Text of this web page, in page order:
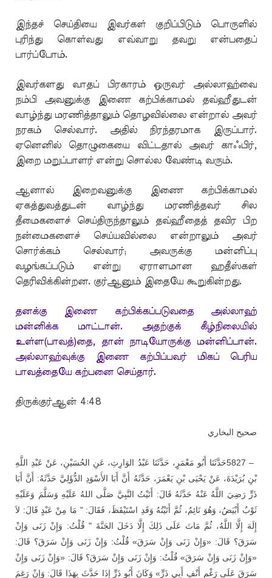
இந்தச் செய்தியை இவர்கள் குறிப்பிடும் பொருளில்
புரிந்து கொள்வது எவ்வாறு தவறு என்பதைப்
பார்ப்போம்.
இவர்களது வாதப் பிரகாரம் ஒருவர் அல்லாஹ்வை
நம்பி அவனுக்கு இணை கற்பிக்காமல் தவ்ஹீதுடன்
வாழ்ந்து மரணித்தாலும் தொழவில்லை என்றால் அவர்
நரகம் செல்வார். அதில் நிரந்தரமாக இருப்பார்.
ஏனெனில் தொழுகையை விட்டதால் அவர் காஃபிர்,
இறை மறுப்பாளர் என்று சொல்ல வேண்டி வரும்.
ஆனால் இறைவனுக்கு இணை கற்பிக்காமல்
ஏகத்துவத்துடன் வாழ்ந்து மரணித்தவர் சில
தீமைகளைச் செய்திருந்தாலும் தவ்ஹீதைத் தவிர பிற
நன்மைகளைச் செய்யவில்லை என்றாலும் அவர்
சொர்க்கம் செல்வார்; அவருக்கு மன்னிப்பு
வழங்கப்படும் என்று ஏராளமான ஹதீஸ்கள்
தெரிவிக்கின்றன. குர்ஆனும் இதையே கூறுகின்றது.
தனக்கு இணை கற்பிக்கப்படுவதை அல்லாஹ்
மன்னிக்க மாட்டான். அதற்குக் கீழ்நிலையில்
உள்ள(பாவத்)தை, தான் நாடியோருக்கு மன்னிப்பான்.
அல்லாஹ்வுக்கு இணை கற்பிப்பவர் மிகப் பெரிய
பாவத்தையே கற்பனை செய்தார்.
திருக்குர்ஆன் 4:48
صحيح البخاري
5827 –حَدَّثَنَا أَبُو مَعْمَرٍ، حَدَّثَنَا عَبْدُ الوَارِثِ، عَنِ الحُسَيْنِ، عَنْ عَبْدِ اللَّهِ
بْنِ بُرَيْدَةَ، عَنْ يَحْيَى بْنِ يَعْمَرَ، حَدَّثَهُ أَنَّ أَبَا الأَسْوَدِ الدُّؤَلِيَّ حَدَّثَهُ: أَنَّ أَبَا
ذَرٍّ رَضِيَ اللَّهُ عَنْهُ حَدَّثَهُ قَالَ: أَتَيْتُ النَّبِيَّ صَلَّى اللهُ عَلَيْهِ وَسَلَّمَ وَعَلَيْهِ
ثَوْبٌ أَبْيَضُ، وَهُوَ نَائِمٌ، ثُمَّ أَتَيْتُهُ وَقَدِ اسْتَيْقَظَ، فَقَالَ: " مَا مِنْ عَبْدٍ قَالَ: لاَ
إِلَهَ إِلَّا اللَّهُ، ثُمَّ مَاتَ عَلَى ذَلِكَ إِلَّا دَخَلَ الجَنَّةَ " قُلْتُ: وَإِنْ زَنَى وَإِنْ
سَرَقَ؟ قَالَ: «وَإِنْ زَنَى وَإِنْ سَرَقَ» قُلْتُ: وَإِنْ زَنَى وَإِنْ سَرَقَ؟ قَالَ:
«وَإِنْ زَنَى وَإِنْ سَرَقَ» قُلْتُ: وَإِنْ زَنَى وَإِنْ سَرَقَ؟ قَالَ: «وَإِنْ زَنَى وَإِنْ
سَرَقَ عَلَى رَغْمِ أَنْفِ أَبِي ذَرٍّ» وَكَانَ أَبُو ذَرٍّ إِذَا حَدَّثَ بِهَذَا قَالَ: وَإِنْ رَغِمَ